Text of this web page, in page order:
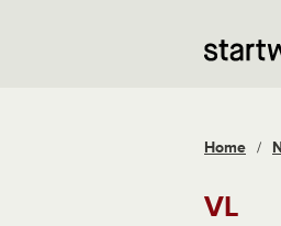
Home /
VL